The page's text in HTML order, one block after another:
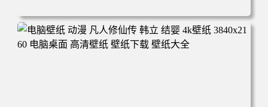
电脑壁纸 动漫角色 卡通场景 夏日休闲 夏日壁纸 治愈系 童
年回忆 荷塘荷叶 蜡笔小新 电脑桌面 高清壁纸 壁纸下载 壁